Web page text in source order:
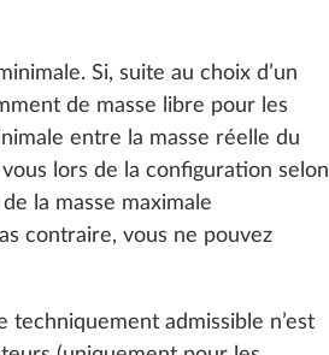
Si, suite au choix d’un
de masse libre pour les
entre la masse réelle du
lors de la configuration selon
la masse maximale
contraire, vous ne pouvez
techniquement admissible n’est